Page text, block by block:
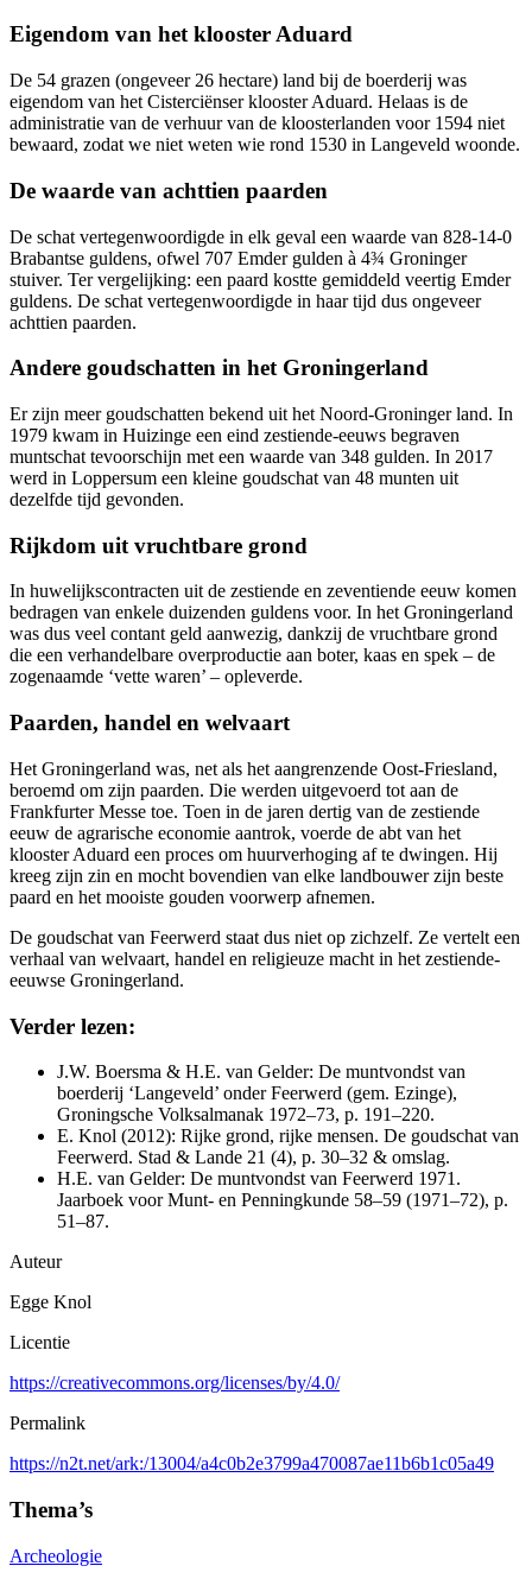
Eigendom van het klooster Aduard
De 54 grazen (ongeveer 26 hectare) land bij de boerderij was
eigendom van het Cisterciënser klooster Aduard. Helaas is de
administratie van de verhuur van de kloosterlanden voor 1594 niet
bewaard, zodat we niet weten wie rond 1530 in Langeveld woonde.
De waarde van achttien paarden
De schat vertegenwoordigde in elk geval een waarde van 828-14-0
Brabantse guldens, ofwel 707 Emder gulden à 4¾ Groninger
stuiver. Ter vergelijking: een paard kostte gemiddeld veertig Emder
guldens. De schat vertegenwoordigde in haar tijd dus ongeveer
achttien paarden.
Andere goudschatten in het Groningerland
Er zijn meer goudschatten bekend uit het Noord-Groninger land. In
1979 kwam in Huizinge een eind zestiende-eeuws begraven
muntschat tevoorschijn met een waarde van 348 gulden. In 2017
werd in Loppersum een kleine goudschat van 48 munten uit
dezelfde tijd gevonden.
Rijkdom uit vruchtbare grond
In huwelijkscontracten uit de zestiende en zeventiende eeuw komen
bedragen van enkele duizenden guldens voor. In het Groningerland
was dus veel contant geld aanwezig, dankzij de vruchtbare grond
die een verhandelbare overproductie aan boter, kaas en spek – de
zogenaamde ‘vette waren’ – opleverde.
Paarden, handel en welvaart
Het Groningerland was, net als het aangrenzende Oost-Friesland,
beroemd om zijn paarden. Die werden uitgevoerd tot aan de
Frankfurter Messe toe. Toen in de jaren dertig van de zestiende
eeuw de agrarische economie aantrok, voerde de abt van het
klooster Aduard een proces om huurverhoging af te dwingen. Hij
kreeg zijn zin en mocht bovendien van elke landbouwer zijn beste
paard en het mooiste gouden voorwerp afnemen.
De goudschat van Feerwerd staat dus niet op zichzelf. Ze vertelt een
verhaal van welvaart, handel en religieuze macht in het zestiende-
eeuwse Groningerland.
Verder lezen:
J.W. Boersma & H.E. van Gelder: De muntvondst van
boerderij ‘Langeveld’ onder Feerwerd (gem. Ezinge),
Groningsche Volksalmanak 1972–73, p. 191–220.
E. Knol (2012): Rijke grond, rijke mensen. De goudschat van
Feerwerd. Stad & Lande 21 (4), p. 30–32 & omslag.
H.E. van Gelder: De muntvondst van Feerwerd 1971.
Jaarboek voor Munt- en Penningkunde 58–59 (1971–72), p.
51–87.
Auteur
Egge Knol
Licentie
https://creativecommons.org/licenses/by/4.0/
Permalink
https://n2t.net/ark:/13004/a4c0b2e3799a470087ae11b6b1c05a49
Thema’s
Archeologie